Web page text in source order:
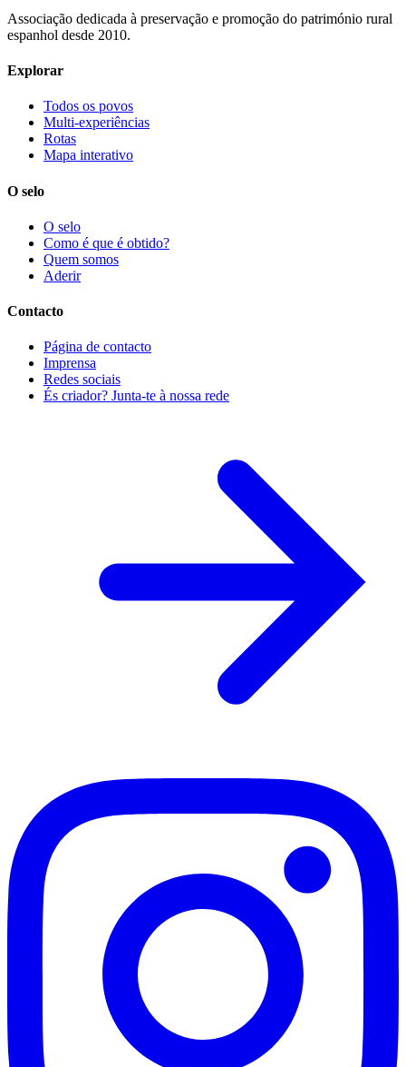
Associação dedicada à preservação e promoção do património rural
espanhol desde 2010.
Explorar
Todos os povos
Multi-experiências
Rotas
Mapa interativo
O selo
O selo
Como é que é obtido?
Quem somos
Aderir
Contacto
Página de contacto
Imprensa
Redes sociais
És criador? Junta-te à nossa rede